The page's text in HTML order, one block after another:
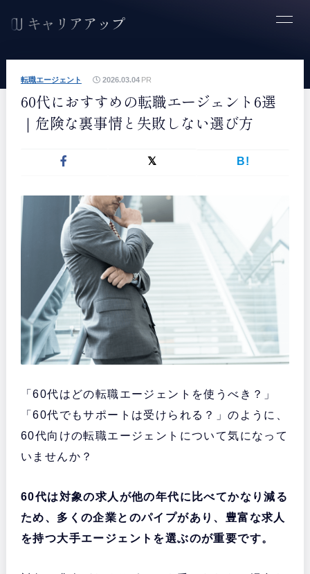
PR
転職エージェント 2026.03.04
60代におすすめの転職エージェント6選
｜危険な裏事情と失敗しない選び方
B!
「60代はどの転職エージェントを使うべき？」
「60代でもサポートは受けられる？」のように、
60代向けの転職エージェントについて気になって
いませんか？
60代は対象の求人が他の年代に比べてかなり減る
ため、多くの企業とのパイプがあり、豊富な求人
を持つ大手エージェントを選ぶのが重要です。